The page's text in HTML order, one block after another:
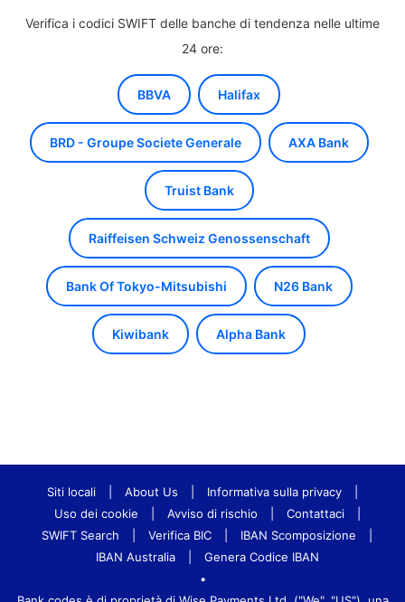
Verifica i codici SWIFT delle banche di tendenza nelle ultime
24 ore:
BBVA Halifax
BRD - Groupe Societe Generale AXA Bank
Truist Bank
Raiffeisen Schweiz Genossenschaft
Bank Of Tokyo-Mitsubishi N26 Bank
Kiwibank Alpha Bank
Siti locali About Us Informativa sulla privacy
Uso dei cookie
Avviso di rischio Contattaci
SWIFT Search
Verifica BIC IBAN Scomposizione
IBAN Australia
Genera Codice IBAN
•